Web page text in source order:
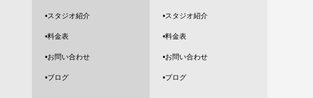
•スタジオ紹介
•料金表
•お問い合わせ
•ブログ
•スタジオ紹介
•料金表
•お問い合わせ
•ブログ